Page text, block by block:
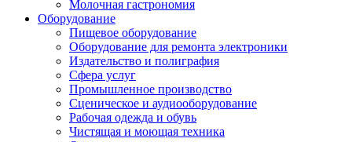
Молочная гастрономия
Оборудование
Пищевое оборудование
Оборудование для ремонта электроники
Издательство и полиграфия
Сфера услуг
Промышленное производство
Сценическое и аудиооборудование
Рабочая одежда и обувь
Чистящая и моющая техника